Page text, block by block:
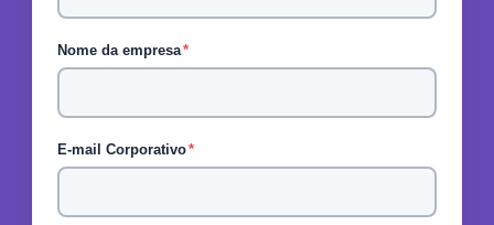
Nome da empresa*
E-mail Corporativo*